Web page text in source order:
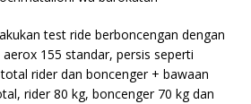
test ride berboncengan dengan
155 standar, persis seperti
rider dan boncenger + bawaan
rider 80 kg, boncenger 70 kg dan